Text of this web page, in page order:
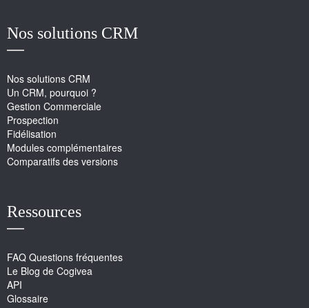
Nos solutions CRM
Nos solutions CRM
Un CRM, pourquoi ?
Gestion Commerciale
Prospection
Fidélisation
Modules complémentaires
Comparatifs des versions
Ressources
FAQ Questions fréquentes
Le Blog de Cogivea
API
Glossaire